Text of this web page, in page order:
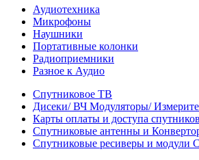
Аудиотехника
Микрофоны
Наушники
Портативные колонки
Радиоприемники
Разное к Аудио
Спутниковое ТВ
Дисеки/ ВЧ Модуляторы/
Карты оплаты и доступа
Спутниковые антенны и
Спутниковые ресиверы и модули